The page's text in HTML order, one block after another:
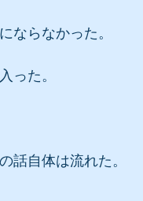
ならなかった。
った。
話自体は流れた。